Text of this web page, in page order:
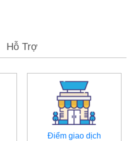
Hỗ Trợ
Điểm giao dịch